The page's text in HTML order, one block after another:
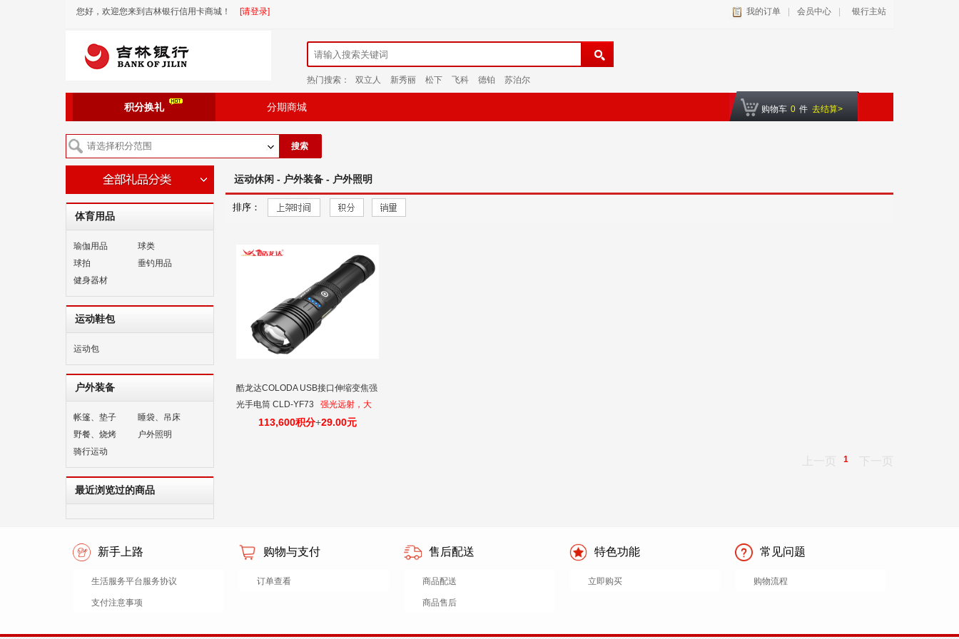
您好，欢迎您来到吉林银行信用卡商城！ [请登录] 我的订单 会员中心 银行主站
热门搜索： 双立人 新秀丽 松下 飞科 德铂 苏泊尔
积分换礼 分期商城 购物车 0 件 去结算>
搜索
体育用品
瑜伽用品
球类
球拍
垂钓用品
健身器材
运动鞋包
运动包
户外装备
帐篷、垫子
睡袋、吊床
野餐、烧烤
户外照明
骑行运动
最近浏览过的商品
运动休闲 - 户外装备 - 户外照明
排序：
酷龙达COLODA USB接口伸缩变焦强
光手电筒 CLD-YF73
强光远射，大
功率不锈钢按键，超亮铝合金外壳手
113,600积分+29.00元
上一页 1 下一页
新手上路
生活服务平台服务协议
支付注意事项
购物与支付
订单查看
售后配送
商品配送
商品售后
特色功能
立即购买
常见问题
购物流程